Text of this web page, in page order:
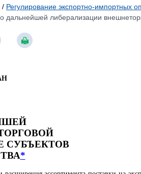
/ Регулирование экспортно-импортных
либерализации
СУБЪЕКТОВ
*